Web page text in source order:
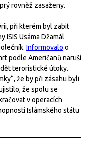
rovněž zasaženy.
při kterém byl zabit
Usáma Džamál
Informovalo o
podle Američanů naruší
teroristické útoky.
že by při zásahu byli
že spolu se
v operacích
Islámského státu